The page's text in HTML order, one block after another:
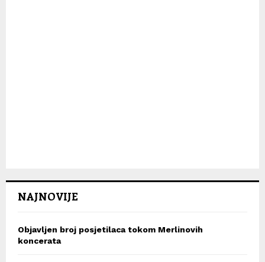
NAJNOVIJE
Objavljen broj posjetilaca tokom Merlinovih
koncerata